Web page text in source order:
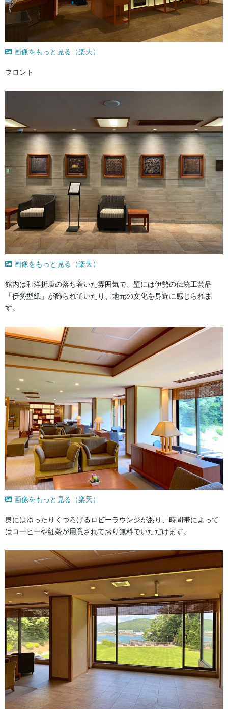
画像をもっと見る（楽天）
フロント
画像をもっと見る（楽天）
館内は和洋折衷の落ち着いた雰囲気で、壁には伊勢の伝統工芸品
「伊勢型紙」が飾られていたり、地元の文化を身近に感じられま
す。
画像をもっと見る（楽天）
奥にはゆったりくつろげるロビーラウンジがあり、時間帯によって
はコーヒーや紅茶が用意されており無料でいただけます。